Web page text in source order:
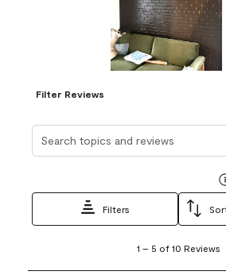
Filter Reviews
Filters
5
1 – 5 of 10 Reviews